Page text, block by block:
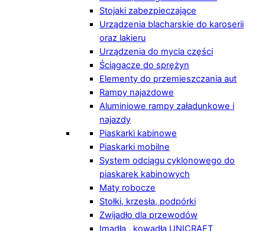
Stojaki zabezpieczające
Urządzenia blacharskie do karoserii
oraz lakieru
Urządzenia do mycia części
Ściągacze do sprężyn
Elementy do przemieszczania aut
Rampy najazdowe
Aluminiowe rampy załadunkowe i
najazdy
Piaskarki kabinowe
Piaskarki mobilne
System odciągu cyklonowego do
piaskarek kabinowych
Maty robocze
Stołki, krzesła, podpórki
Zwijadło dla przewodów
Imadła , kowadła UNICRAFT